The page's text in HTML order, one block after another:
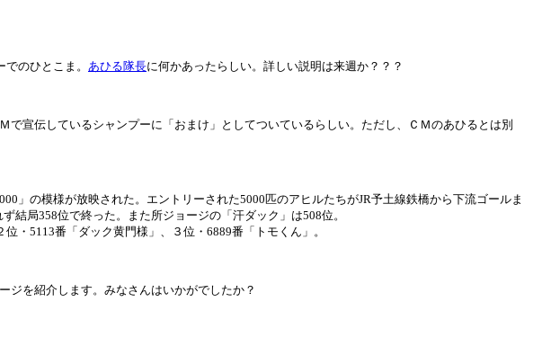
のひとこま。 あひる隊長に何かあったらしい。詳しい説明は来週か？？？
宣伝しているシャンプーに「おまけ」としてついているらしい。ただし、ＣＭのあひるとは別
」の模様が放映された。エントリーされた5000匹のアヒルたちがJR予土線鉄橋から下流ゴールま
結局358位で終った。また所ジョージの「汗ダック」は508位。
・5113番「ダック黄門様」、３位・6889番「トモくん」。
ジを紹介します。みなさんはいかがでしたか？